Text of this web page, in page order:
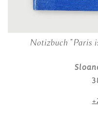
Notizbuch "Paris